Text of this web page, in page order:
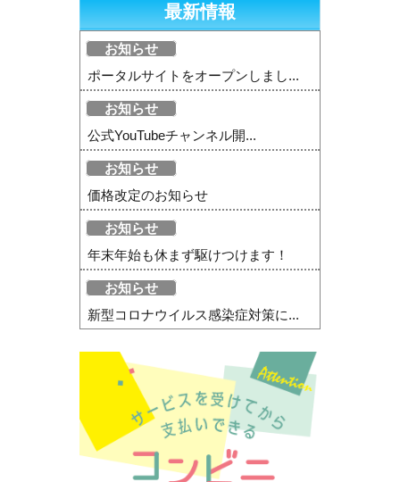
最新情報
お知らせ
ポータルサイトをオープンしまし...
お知らせ
公式YouTubeチャンネル開...
お知らせ
価格改定のお知らせ
お知らせ
年末年始も休まず駆けつけます！
お知らせ
新型コロナウイルス感染症対策に...